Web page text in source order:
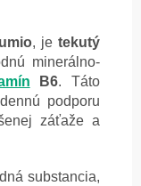
, jetekutý
minerálno-
B6. Táto
podporu
záťaže a
substancia,